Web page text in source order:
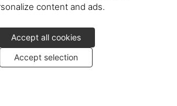
content and ads.
Accept all cookies
Accept selection